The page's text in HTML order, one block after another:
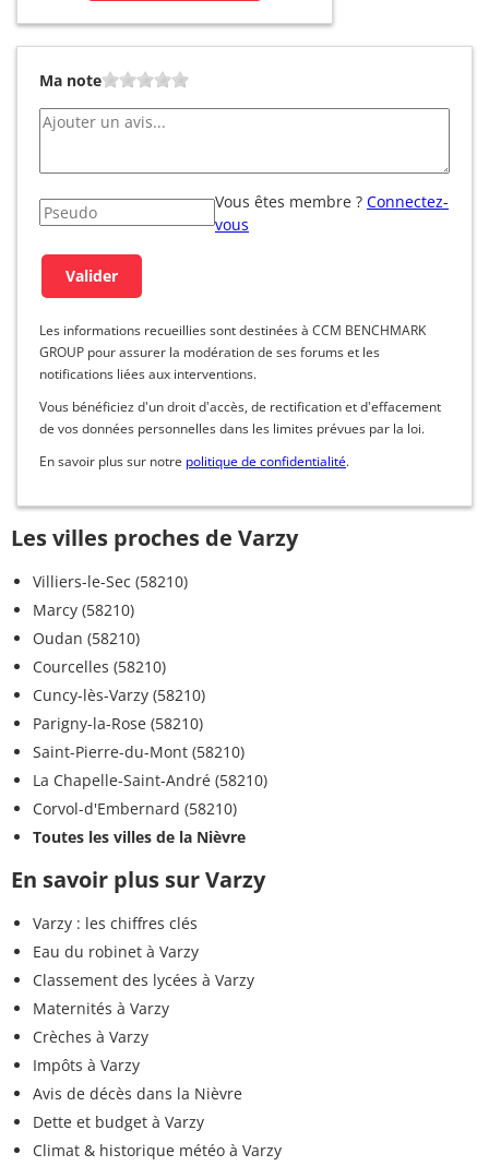
Ma note
Vous êtes membre ? Connectez-
vous
Les informations recueillies sont destinées à CCM BENCHMARK
GROUP pour assurer la modération de ses forums et les
notifications liées aux interventions.
Vous bénéficiez d'un droit d'accès, de rectification et d'effacement
de vos données personnelles dans les limites prévues par la loi.
En savoir plus sur notre politique de confidentialité.
Les villes proches de Varzy
Villiers-le-Sec (58210)
Marcy (58210)
Oudan (58210)
Courcelles (58210)
Cuncy-lès-Varzy (58210)
Parigny-la-Rose (58210)
Saint-Pierre-du-Mont (58210)
La Chapelle-Saint-André (58210)
Corvol-d'Embernard (58210)
Toutes les villes de la Nièvre
En savoir plus sur Varzy
Varzy : les chiffres clés
Eau du robinet à Varzy
Classement des lycées à Varzy
Maternités à Varzy
Crèches à Varzy
Impôts à Varzy
Avis de décès dans la Nièvre
Dette et budget à Varzy
Climat & historique météo à Varzy